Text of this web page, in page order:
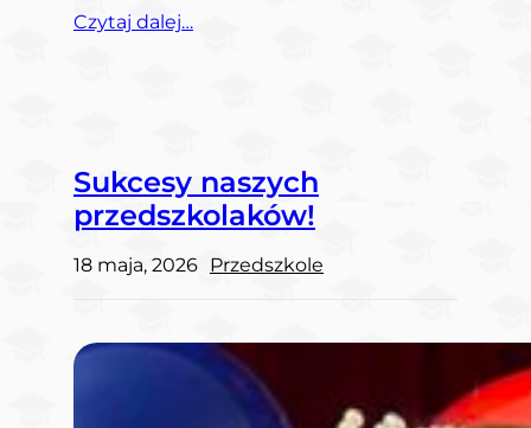
Czytaj dalej…
Sukcesy naszych
przedszkolaków!
18 maja, 2026 Przedszkole